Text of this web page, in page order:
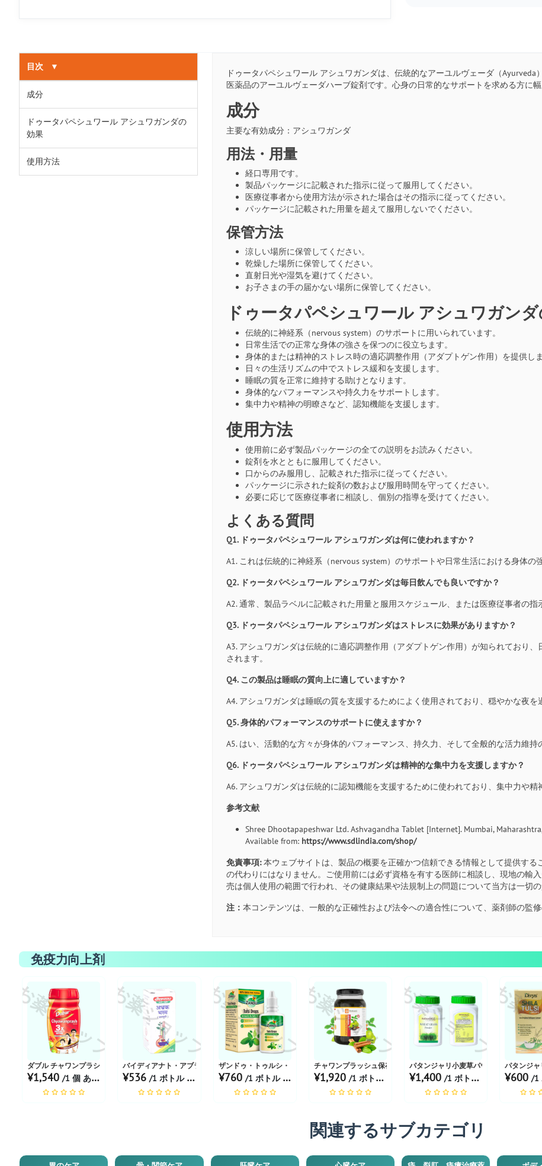
目次 ▼
成分
ドゥータパペシュワール アシュワガンダの
効果
使用方法
ドゥータパペシュワール アシュワガンダは、伝統的なアーユルヴェーダ（
医薬品のアーユルヴェーダハーブ錠剤です。心身の日常的なサポートを求める方に幅
成分
主要な有効成分：アシュワガンダ
用法・用量
経口専用です。
製品パッケージに記載された指示に従って服用してください。
医療従事者から使用方法が示された場合はその指示に従ってください。
パッケージに記載された用量を超えて服用しないでください。
保管方法
涼しい場所に保管してください。
乾燥した場所に保管してください。
直射日光や湿気を避けてください。
お子さまの手の届かない場所に保管してください。
ドゥータパペシュワール アシュワガン
伝統的に神経系（nervous system）のサポートに用いられています。
日常生活での正常な身体の強さを保つのに役立ちます。
身体的または精神的ストレス時の適応調整作用（アダプトゲン作用）を提供しま
日々の生活リズムの中でストレス緩和を支援します。
睡眠の質を正常に維持する助けとなります。
身体的なパフォーマンスや持久力をサポートします。
集中力や精神の明瞭さなど、認知機能を支援します。
使用方法
使用前に必ず製品パッケージの全ての説明をお読みください。
錠剤を水とともに服用してください。
口からのみ服用し、記載された指示に従ってください。
パッケージに示された錠剤の数および服用時間を守ってください。
必要に応じて医療従事者に相談し、個別の指導を受けてください。
よくある質問
Q1. ドゥータパペシュワール アシュワガンダは何に使われますか？
A1. これは伝統的に神経系（nervous system）のサポートや日常生活における身体の
Q2. ドゥータパペシュワール アシュワガンダは毎日飲んでも良いですか？
A2. 通常、製品ラベルに記載された用量と服用スケジュール、または医療従事者の指
Q3. ドゥータパペシュワール アシュワガンダはストレスに効果がありますか？
A3. アシュワガンダは伝統的に適応調整作用（アダプトゲン作用）が知られており
されます。
Q4. この製品は睡眠の質向上に適していますか？
A4. アシュワガンダは睡眠の質を支援するためによく使用されており、穏やかな夜を
Q5. 身体的パフォーマンスのサポートに使えますか？
A5. はい、活動的な方々が身体的パフォーマンス、持久力、そして全般的な活力維持
Q6. ドゥータパペシュワール アシュワガンダは精神的な集中力を支援しますか？
A6. アシュワガンダは伝統的に認知機能を支援するために使われており、集中力や精
参考文献
Shree Dhootapapeshwar Ltd. Ashvagandha Tablet [Internet]. Mumbai,
Available from: https://www.sdlindia.com/shop/
免責事項:本ウェブサイトは、製品の概要を正確かつ信頼できる情報として提供す
の代わりにはなりません。ご使用前には必ず資格を有する医師に相談し、現地の輸
売は個人使用の範囲で行われ、その健康結果や法規制上の問題について当方は一切の
注： 本コンテンツは、一般的な正確性および法令への適合性について、薬剤師の監
免疫力向上剤
お薬ショップ
ダブル チャワンプラシュ アワレハ 950 GM
¥1,540 /1 個 あたり
お薬ショップ
バイディアナト・アブラク・バスマ
¥536/1 ボトル あたり
お薬ショップ
ザンドゥ・トゥルシ・ドロップス
¥760 /1 ボトル あたり
お薬ショップ
チャワンプラッシュ保存料
¥1,920 /1 ボトル あたり
お薬ショップ
パタンジャリ小麦草パウダー
¥1,400 /1 ボトル あたり
お
パタンジ
¥600/1
関連するサブカテゴリ